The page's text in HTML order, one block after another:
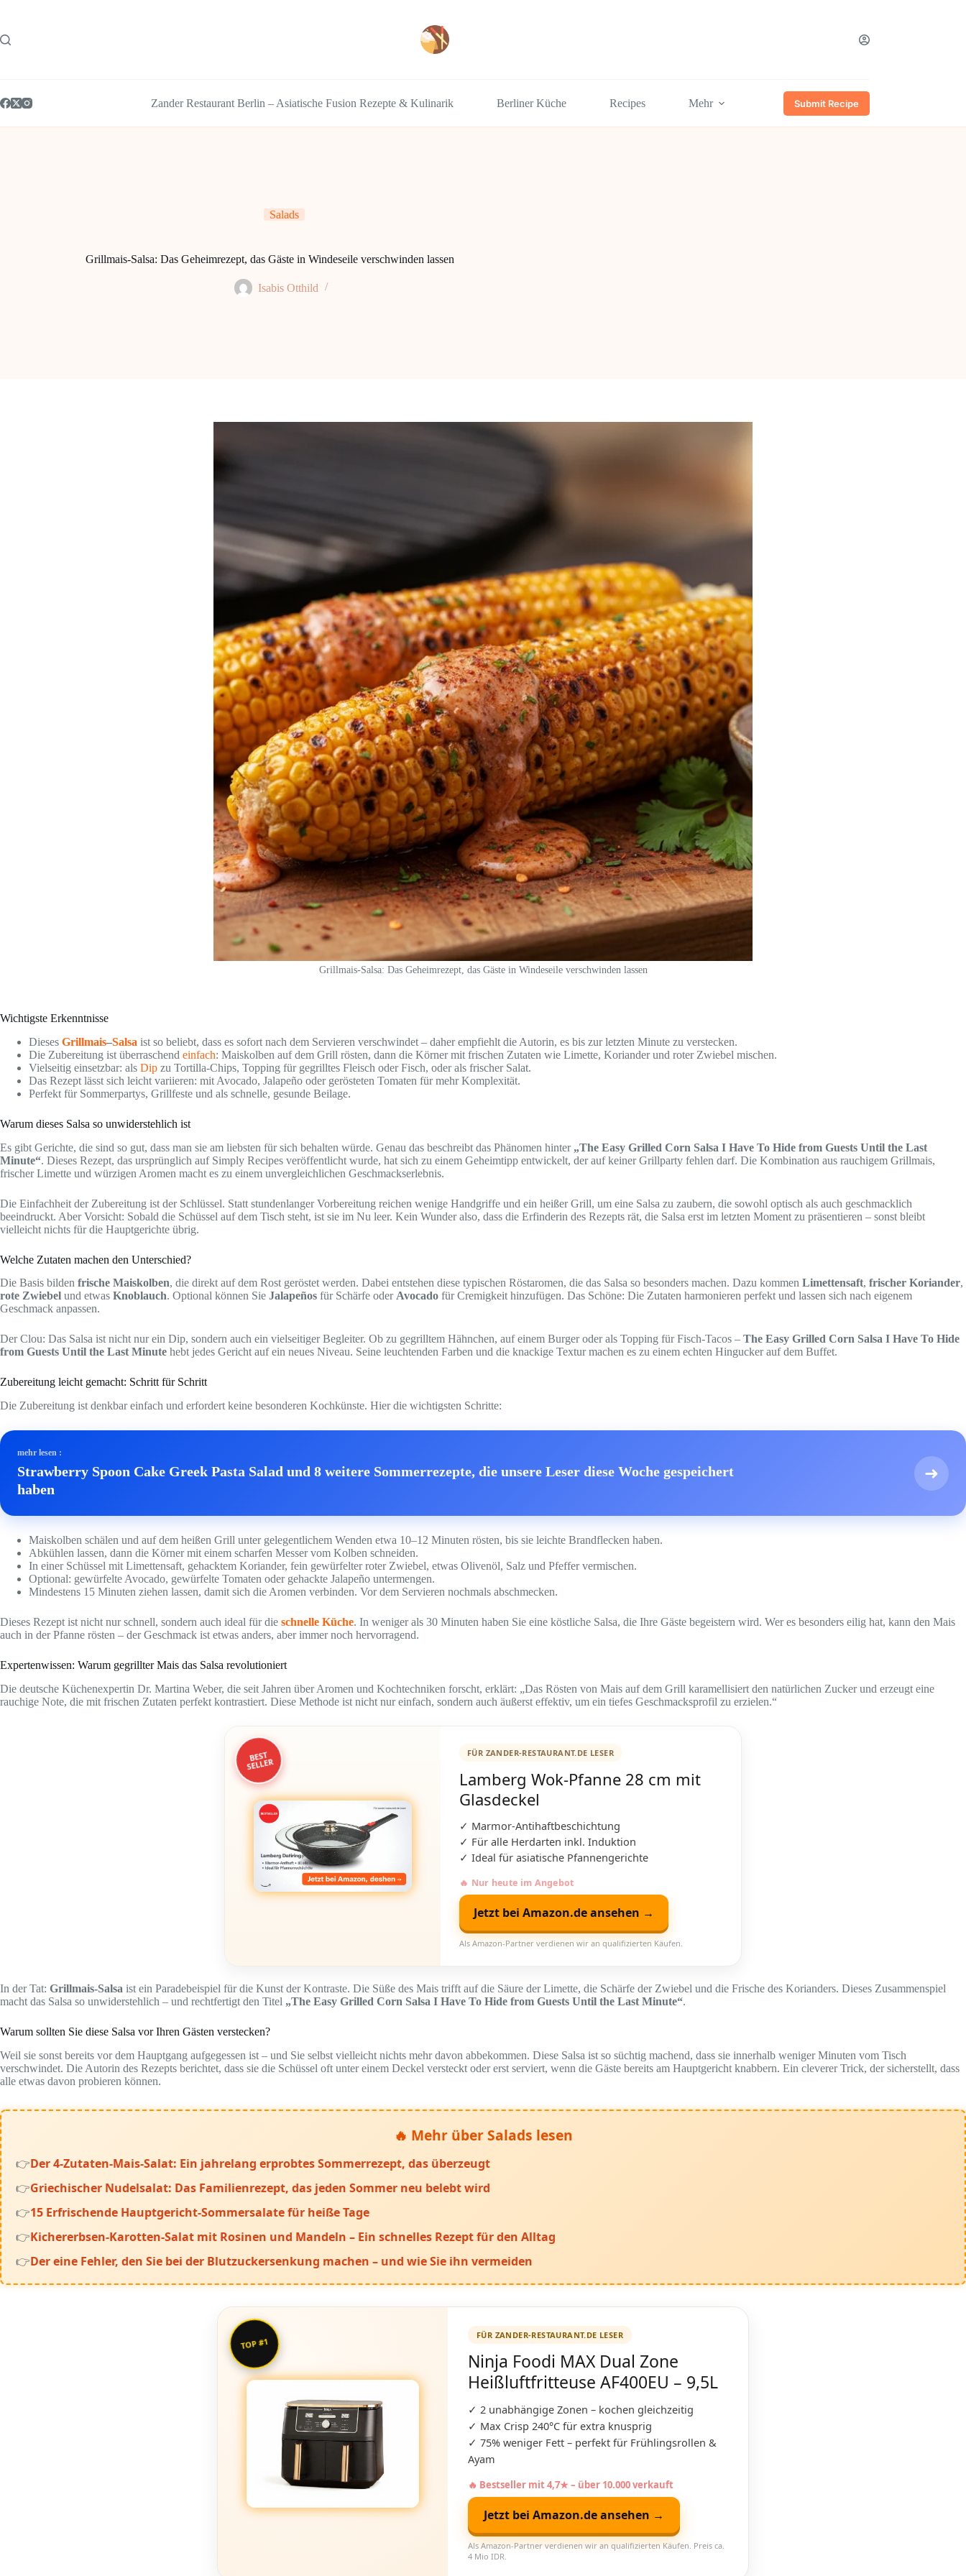
Zander Restaurant Berlin – Asiatische Fusion Rezepte & Kulinarik Berliner Küche Recipes Mehr Submit Recipe
Salads
Grillmais-Salsa: Das Geheimrezept, das Gäste in Windeseile verschwinden lassen
Isabis Otthild
Grillmais-Salsa: Das Geheimrezept, das Gäste in Windeseile verschwinden lassen
Wichtigste Erkenntnisse
Dieses Grillmais–Salsa ist so beliebt, dass es sofort nach dem Servieren verschwindet – daher empfiehlt die Autorin, es bis zur letzten Minute zu verstecken.
Die Zubereitung ist überraschend einfach: Maiskolben auf dem Grill rösten, dann die Körner mit frischen Zutaten wie Limette, Koriander und roter Zwiebel mischen.
Vielseitig einsetzbar: als Dip zu Tortilla-Chips, Topping für gegrilltes Fleisch oder Fisch, oder als frischer Salat.
Das Rezept lässt sich leicht variieren: mit Avocado, Jalapeño oder gerösteten Tomaten für mehr Komplexität.
Perfekt für Sommerpartys, Grillfeste und als schnelle, gesunde Beilage.
Warum dieses Salsa so unwiderstehlich ist
Es gibt Gerichte, die sind so gut, dass man sie am liebsten für sich behalten würde. Genau das beschreibt das Phänomen hinter „The Easy Grilled Corn Salsa I Have To Hide from Guests Until the Last
Minute“. Dieses Rezept, das ursprünglich auf Simply Recipes veröffentlicht wurde, hat sich zu einem Geheimtipp entwickelt, der auf keiner Grillparty fehlen darf. Die Kombination aus rauchigem Grillmais,
frischer Limette und würzigen Aromen macht es zu einem unvergleichlichen Geschmackserlebnis.
Die Einfachheit der Zubereitung ist der Schlüssel. Statt stundenlanger Vorbereitung reichen wenige Handgriffe und ein heißer Grill, um eine Salsa zu zaubern, die sowohl optisch als auch geschmacklich
beeindruckt. Aber Vorsicht: Sobald die Schüssel auf dem Tisch steht, ist sie im Nu leer. Kein Wunder also, dass die Erfinderin des Rezepts rät, die Salsa erst im letzten Moment zu präsentieren – sonst bleibt
vielleicht nichts für die Hauptgerichte übrig.
Welche Zutaten machen den Unterschied?
Die Basis bilden frische Maiskolben, die direkt auf dem Rost geröstet werden. Dabei entstehen diese typischen Röstaromen, die das Salsa so besonders machen. Dazu kommen Limettensaft, frischer Koriander,
rote Zwiebel und etwas Knoblauch. Optional können Sie Jalapeños für Schärfe oder Avocado für Cremigkeit hinzufügen. Das Schöne: Die Zutaten harmonieren perfekt und lassen sich nach eigenem
Geschmack anpassen.
Der Clou: Das Salsa ist nicht nur ein Dip, sondern auch ein vielseitiger Begleiter. Ob zu gegrilltem Hähnchen, auf einem Burger oder als Topping für Fisch-Tacos – The Easy Grilled Corn Salsa I Have To Hide
from Guests Until the Last Minute hebt jedes Gericht auf ein neues Niveau. Seine leuchtenden Farben und die knackige Textur machen es zu einem echten Hingucker auf dem Buffet.
Zubereitung leicht gemacht: Schritt für Schritt
Die Zubereitung ist denkbar einfach und erfordert keine besonderen Kochkünste. Hier die wichtigsten Schritte:
mehr lesen :
Strawberry Spoon Cake Greek Pasta Salad und 8 weitere Sommerrezepte, die unsere Leser diese Woche gespeichert
haben
➜
Maiskolben schälen und auf dem heißen Grill unter gelegentlichem Wenden etwa 10–12 Minuten rösten, bis sie leichte Brandflecken haben.
Abkühlen lassen, dann die Körner mit einem scharfen Messer vom Kolben schneiden.
In einer Schüssel mit Limettensaft, gehacktem Koriander, fein gewürfelter roter Zwiebel, etwas Olivenöl, Salz und Pfeffer vermischen.
Optional: gewürfelte Avocado, gewürfelte Tomaten oder gehackte Jalapeño untermengen.
Mindestens 15 Minuten ziehen lassen, damit sich die Aromen verbinden. Vor dem Servieren nochmals abschmecken.
Dieses Rezept ist nicht nur schnell, sondern auch ideal für die schnelle Küche. In weniger als 30 Minuten haben Sie eine köstliche Salsa, die Ihre Gäste begeistern wird. Wer es besonders eilig hat, kann den Mais
auch in der Pfanne rösten – der Geschmack ist etwas anders, aber immer noch hervorragend.
Expertenwissen: Warum gegrillter Mais das Salsa revolutioniert
Die deutsche Küchenexpertin Dr. Martina Weber, die seit Jahren über Aromen und Kochtechniken forscht, erklärt: „Das Rösten von Mais auf dem Grill karamellisiert den natürlichen Zucker und erzeugt eine
rauchige Note, die mit frischen Zutaten perfekt kontrastiert. Diese Methode ist nicht nur einfach, sondern auch äußerst effektiv, um ein tiefes Geschmacksprofil zu erzielen.“
BEST
SELLER
FÜR ZANDER-RESTAURANT.DE LESER
Lamberg Wok-Pfanne 28 cm mit
Glasdeckel
✓ Marmor-Antihaftbeschichtung
✓ Für alle Herdarten inkl. Induktion
✓ Ideal für asiatische Pfannengerichte
🔥 Nur heute im Angebot
Jetzt bei Amazon.de ansehen →
Als Amazon-Partner verdienen wir an qualifizierten Käufen.
In der Tat: Grillmais-Salsa ist ein Paradebeispiel für die Kunst der Kontraste. Die Süße des Mais trifft auf die Säure der Limette, die Schärfe der Zwiebel und die Frische des Korianders. Dieses Zusammenspiel
macht das Salsa so unwiderstehlich – und rechtfertigt den Titel „The Easy Grilled Corn Salsa I Have To Hide from Guests Until the Last Minute“.
Warum sollten Sie diese Salsa vor Ihren Gästen verstecken?
Weil sie sonst bereits vor dem Hauptgang aufgegessen ist – und Sie selbst vielleicht nichts mehr davon abbekommen. Diese Salsa ist so süchtig machend, dass sie innerhalb weniger Minuten vom Tisch
verschwindet. Die Autorin des Rezepts berichtet, dass sie die Schüssel oft unter einem Deckel versteckt oder erst serviert, wenn die Gäste bereits am Hauptgericht knabbern. Ein cleverer Trick, der sicherstellt, dass
alle etwas davon probieren können.
🔥 Mehr über Salads lesen
Der 4-Zutaten-Mais-Salat: Ein jahrelang erprobtes Sommerrezept, das überzeugt
Griechischer Nudelsalat: Das Familienrezept, das jeden Sommer neu belebt wird
15 Erfrischende Hauptgericht-Sommersalate für heiße Tage
Kichererbsen-Karotten-Salat mit Rosinen und Mandeln – Ein schnelles Rezept für den Alltag
Der eine Fehler, den Sie bei der Blutzuckersenkung machen – und wie Sie ihn vermeiden
TOP #1
FÜR ZANDER-RESTAURANT.DE LESER
Ninja Foodi MAX Dual Zone
Heißluftfritteuse AF400EU – 9,5L
✓ 2 unabhängige Zonen – kochen gleichzeitig
✓ Max Crisp 240°C für extra knusprig
✓ 75% weniger Fett – perfekt für Frühlingsrollen &
Ayam
🔥 Bestseller mit 4,7★ – über 10.000 verkauft
Jetzt bei Amazon.de ansehen →
Als Amazon-Partner verdienen wir an qualifizierten Käufen. Preis ca.
4 Mio IDR.